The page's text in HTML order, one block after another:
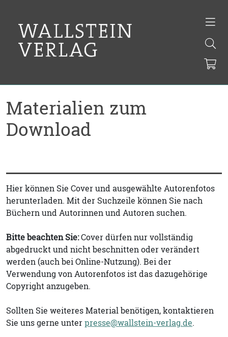
Materialien zum
Download
Hier können Sie Cover und ausgewählte Autorenfotos
herunterladen. Mit der Suchzeile können Sie nach
Büchern und Autorinnen und Autoren suchen.
Bitte beachten Sie:Cover dürfen nur vollständig
abgedruckt und nicht beschnitten oder verändert
werden (auch bei Online-Nutzung). Bei der
Verwendung von Autorenfotos ist das dazugehörige
Copyright anzugeben.
Sollten Sie weiteres Material benötigen, kontaktieren
Sie uns gerne unterpresse@wallstein-verlag.de.